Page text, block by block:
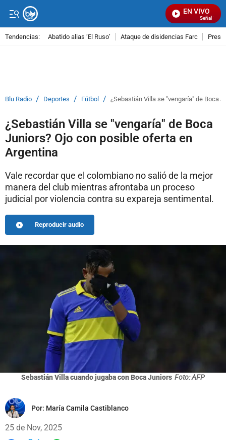
EN VIVO
Señal Visual
Tendencias: Abatido alias ‘El Ruso’ Ataque de disidencias Farc
Blu Radio / Deportes / Fútbol / ¿Sebastián Villa se "vengaría" de Boca
¿Sebastián Villa se "vengaría" de Boca
Juniors? Ojo con posible oferta en
Argentina
Vale recordar que el colombiano no salió de la mejor
manera del club mientras afrontaba un proceso
judicial por violencia contra su expareja sentimental.
Reproducir audio
Sebastián Villa cuando jugaba con Boca Juniors Foto: AFP
Por: María Camila Castiblanco
25 de Nov, 2025